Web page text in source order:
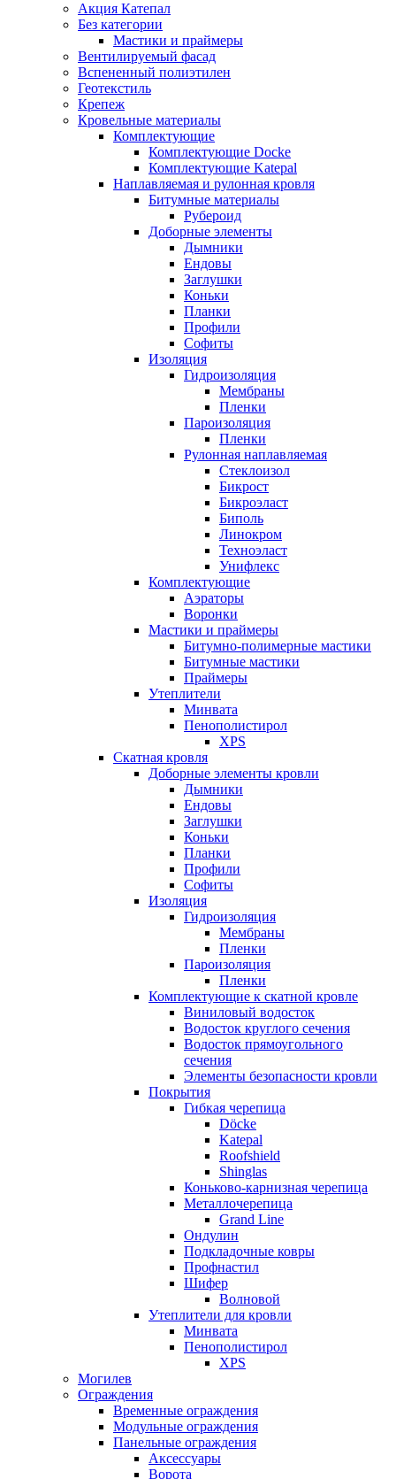
Акция Катепал
Без категории
Мастики и праймеры
Вентилируемый фасад
Вспененный полиэтилен
Геотекстиль
Крепеж
Кровельные материалы
Комплектующие
Комплектующие Docke
Комплектующие Katepal
Наплавляемая и рулонная кровля
Битумные материалы
Рубероид
Доборные элементы
Дымники
Ендовы
Заглушки
Коньки
Планки
Профили
Софиты
Изоляция
Гидроизоляция
Мембраны
Пленки
Пароизоляция
Пленки
Рулонная наплавляемая
Cтеклоизол
Бикрост
Бикроэласт
Биполь
Линокром
Техноэласт
Унифлекс
Комплектующие
Аэраторы
Воронки
Мастики и праймеры
Битумно-полимерные мастики
Битумные мастики
Праймеры
Утеплители
Минвата
Пенополистирол
XPS
Скатная кровля
Доборные элементы кровли
Дымники
Ендовы
Заглушки
Коньки
Планки
Профили
Софиты
Изоляция
Гидроизоляция
Мембраны
Пленки
Пароизоляция
Пленки
Комплектующие к скатной кровле
Виниловый водосток
Водосток круглого сечения
Водосток прямоугольного
сечения
Элементы безопасности кровли
Покрытия
Гибкая черепица
Döcke
Katepal
Roofshield
Shinglas
Коньково-карнизная черепица
Металлочерепица
Grand Line
Ондулин
Подкладочные ковры
Профнастил
Шифер
Волновой
Утеплители для кровли
Минвата
Пенополистирол
XPS
Могилев
Ограждения
Временные ограждения
Модульные ограждения
Панельные ограждения
Аксессуары
Ворота